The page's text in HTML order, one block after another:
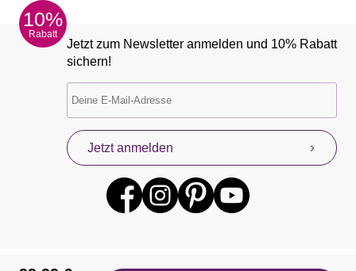
10%
Rabatt
Jetzt zum Newsletter anmelden und 10% Rabatt
sichern!
Jetzt anmelden